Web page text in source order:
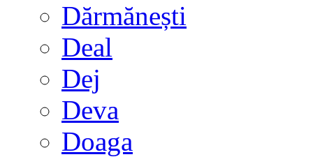
Dărmănești
Deal
Dej
Deva
Doaga